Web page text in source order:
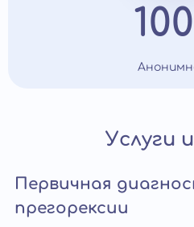
Услуги
Первичная
прегорексии